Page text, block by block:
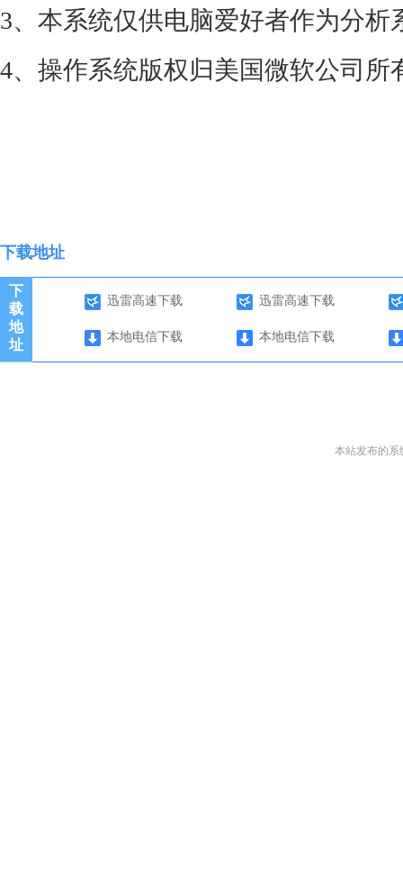
3、本系统仅供电脑爱好者作为分析
4、操作系统版权归美国微软公司所
下载地址
下
载
地
址
迅雷高速下载 迅雷高速下载
本地电信下载 本地电信下载
本站发布的系